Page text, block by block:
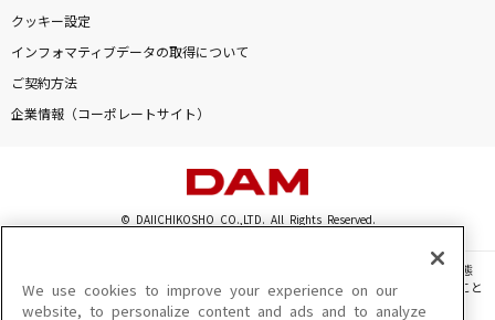
クッキー設定
インフォマティブデータの取得について
ご契約方法
企業情報（コーポレートサイト）
© DAIICHIKOSHO CO.,LTD. All Rights Reserved.
このサイトに掲載されている一切の文章・画像・写真・動画・音声等を、手段や形態
を問わず、著作権法の定める範囲を超えて無断で複製、転載、ファイル化などすること
を禁じます。
We use cookies to improve your experience on our
website, to personalize content and ads and to analyze